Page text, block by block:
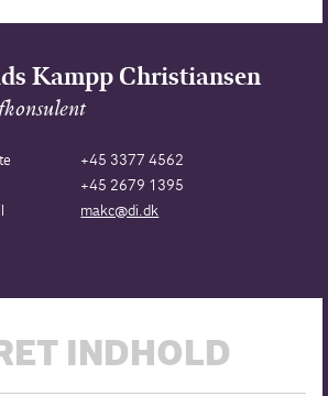
Kampp Christiansen
+45 3377 4562
+45 2679 1395
makc@di.dk
INDHOLD